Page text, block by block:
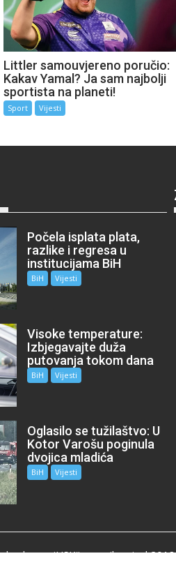
Littler samouvjereno poručio:
Kakav Yamal? Ja sam najbolji
sportista na planeti!
Sport Vijesti
Počela isplata plata,
razlike i regresa u
institucijama BiH
BiH Vijesti
Visoke temperature:
Izbjegavajte duža
putovanja tokom dana
BiH Vijesti
Oglasilo se tužilaštvo: U
Kotor Varošu poginula
dvojica mladića
BiH Vijesti
„mojUSK“, e-